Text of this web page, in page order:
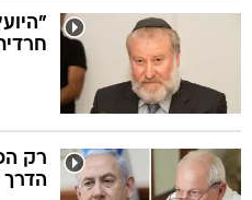
רק
הדרך